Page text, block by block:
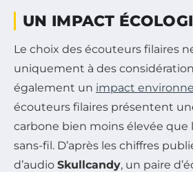
UN IMPACT
Le choix des écouteurs filaires
uniquement à des
également un impact
écouteurs filaires présentent
carbone bien moins élevée que
sans-fil. D’après les chiffres
d’audio Skullcandy, un paire